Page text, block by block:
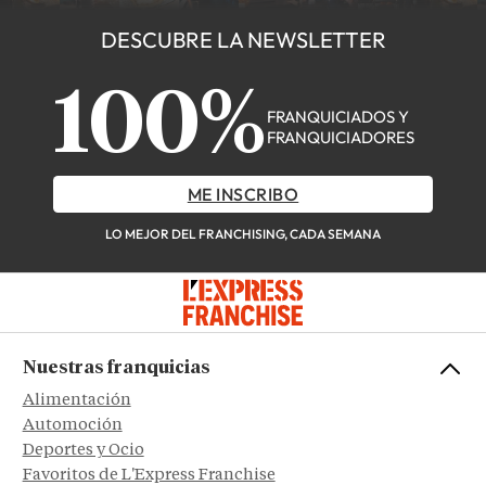
DESCUBRE LA NEWSLETTER
100% FRANQUICIADOS Y
FRANQUICIADORES
ME INSCRIBO
LO MEJOR DEL FRANCHISING, CADA SEMANA
Nuestras franquicias
Alimentación
Automoción
Deportes y Ocio
Favoritos de L'Express Franchise